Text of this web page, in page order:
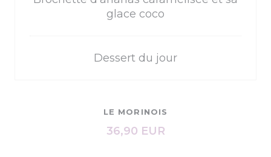
glace coco
Dessert du jour
LE MORINOIS
36,90 EUR